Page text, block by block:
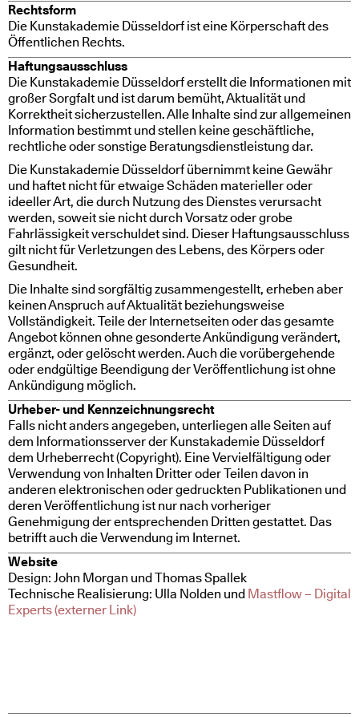
Rechtsform
Die Kunstakademie Düsseldorf ist eine Körperschaft des
Öffentlichen Rechts.
Haftungsausschluss
Die Kunstakademie Düsseldorf erstellt die Informationen mit
großer Sorgfalt und ist darum bemüht, Aktualität und
Korrektheit sicherzustellen. Alle Inhalte sind zur allgemeinen
Information bestimmt und stellen keine geschäftliche,
rechtliche oder sonstige Beratungsdienstleistung dar.
Die Kunstakademie Düsseldorf übernimmt keine Gewähr
und haftet nicht für etwaige Schäden materieller oder
ideeller Art, die durch Nutzung des Dienstes verursacht
werden, soweit sie nicht durch Vorsatz oder grobe
Fahrlässigkeit verschuldet sind. Dieser Haftungsausschluss
gilt nicht für Verletzungen des Lebens, des Körpers oder
Gesundheit.
Die Inhalte sind sorgfältig zusammengestellt, erheben aber
keinen Anspruch auf Aktualität beziehungsweise
Vollständigkeit. Teile der Internetseiten oder das gesamte
Angebot können ohne gesonderte Ankündigung verändert,
ergänzt, oder gelöscht werden. Auch die vorübergehende
oder endgültige Beendigung der Veröffentlichung ist ohne
Ankündigung möglich.
Urheber- und Kennzeichnungsrecht
Falls nicht anders angegeben, unterliegen alle Seiten auf
dem Informationsserver der Kunstakademie Düsseldorf
dem Urheberrecht (Copyright). Eine Vervielfältigung oder
Verwendung von Inhalten Dritter oder Teilen davon in
anderen elektronischen oder gedruckten Publikationen und
deren Veröffentlichung ist nur nach vorheriger
Genehmigung der entsprechenden Dritten gestattet. Das
betrifft auch die Verwendung im Internet.
Website
Design: John Morgan und Thomas Spallek
Technische Realisierung: Ulla Nolden undMastflow – Digital
Experts (externer Link)